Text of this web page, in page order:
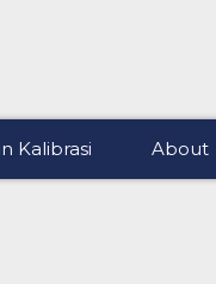
Kalibrasi About